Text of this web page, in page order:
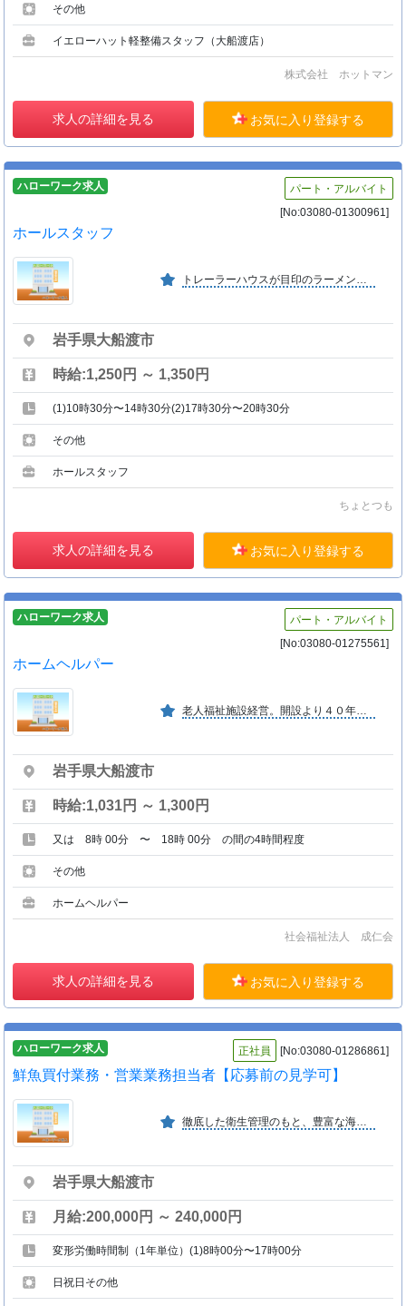
その他
イエローハット軽整備スタッフ（大船渡店）
株式会社 ホットマン
求人の詳細を見る お気に入り登録する
ハローワーク求人
パート・アルバイト
[No:03080-01300961]
ホールスタッフ
トレーラーハウスが目印のラーメン店です。
岩手県大船渡市
時給:1,250円 ～ 1,350円
(1)10時30分〜14時30分(2)17時30分〜20時30分
その他
ホールスタッフ
ちょとつも
求人の詳細を見る お気に入り登録する
ハローワーク求人
パート・アルバイト
[No:03080-01275561]
ホームヘルパー
老人福祉施設経営。開設より４０年以上の実績があり、現在は、立根町宮田に本部を置き、その他猪川町冨岡の福祉の里地内及び盛町・日頃市町において地域福祉の中心となり事業展開している。
岩手県大船渡市
時給:1,031円 ～ 1,300円
又は 8時 00分 〜 18時 00分 の間の4時間程度
その他
ホームヘルパー
社会福祉法人 成仁会
求人の詳細を見る お気に入り登録する
ハローワーク求人 正社員 [No:03080-01286861]
鮮魚買付業務・営業業務担当者【応募前の見学可】
徹底した衛生管理のもと、豊富な海の恵みを新鮮なまま全国へ出荷、または冷凍して保管します。そして最新鋭の加工設備で、海の恵みを活用した加工食品を製造し皆様の食卓へお届けします。
岩手県大船渡市
月給:200,000円 ～ 240,000円
変形労働時間制（1年単位）(1)8時00分〜17時00分
日祝日その他